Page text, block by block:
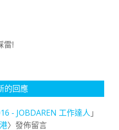
雷!
的回應
- JOBDAREN 工作達人 」
〉發佈留言